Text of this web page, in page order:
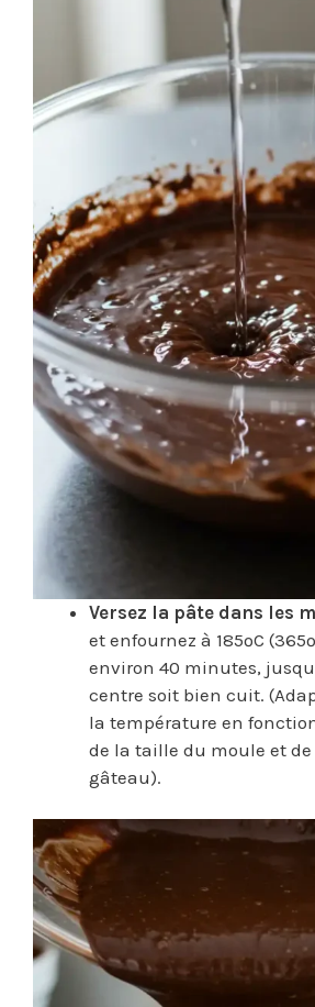
Versez la pâte dans les
et enfournez à 185ºC
environ 40 minutes,
centre soit bien cuit.
la température en
de la taille du moule et de
gâteau).